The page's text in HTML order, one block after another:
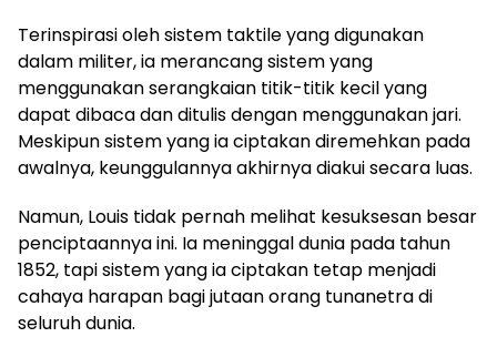
Terinspirasi oleh sistem taktile yang digunakan
dalam militer, ia merancang sistem yang
menggunakan serangkaian titik-titik kecil yang
dapat dibaca dan ditulis dengan menggunakan jari.
Meskipun sistem yang ia ciptakan diremehkan pada
awalnya, keunggulannya akhirnya diakui secara luas.
Namun, Louis tidak pernah melihat kesuksesan besar
penciptaannya ini. Ia meninggal dunia pada tahun
1852, tapi sistem yang ia ciptakan tetap menjadi
cahaya harapan bagi jutaan orang tunanetra di
seluruh dunia.